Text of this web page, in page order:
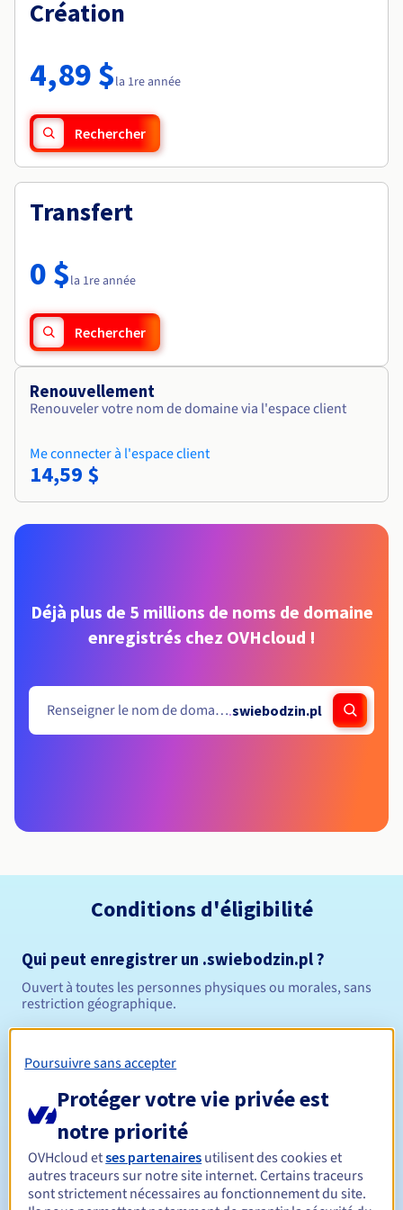
Tarifs
Roadmap & Changelog
Roadmap & Changelog
Création
4,89 $la 1re année
Rechercher
Transfert
0 $la 1re année
Rechercher
Renouvellement
Renouveler votre nom de domaine via l'espace client
Me connecter à l'espace client
14,59 $
Déjà plus de 5 millions de noms de domaine
enregistrés chez OVHcloud !
.swiebodzin.pl
Conditions d'éligibilité
Qui peut enregistrer un .swiebodzin.pl ?
Ouvert à toutes les personnes physiques ou morales, sans
restriction géographique.
Durée de réservation Entre 1 et 10 ans
Durée de renouvellement Entre 1 et 10 ans
Poursuivre sans accepter
Protéger votre vie privée est
notre priorité
OVHcloud etses partenaires utilisent des cookies et
autres traceurs sur notre site internet. Certains traceurs
sont strictement nécessaires au fonctionnement du site.